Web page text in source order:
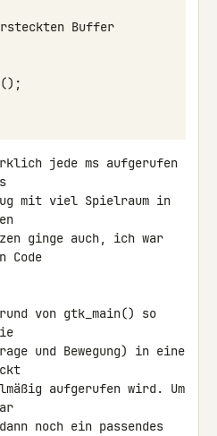
Buffer
();
jede ms aufgerufen
mit viel Spielraum in
ginge auch, ich war
Code
von gtk_main() so
und Bewegung) in eine
aufgerufen wird. Um
noch ein passendes